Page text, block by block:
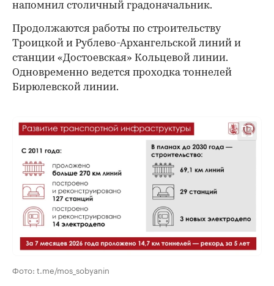
напомнил столичный градоначальник.
Продолжаются работы по строительству
Троицкой и Рублево-Архангельской линий и
станции «Достоевская» Кольцевой линии.
Одновременно ведется проходка тоннелей
Бирюлевской линии.
00:00 /
Фото: t.me/mos_sobyanin